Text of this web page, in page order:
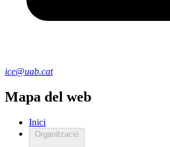
ice@uab.cat
Mapa del web
Inici
Organització